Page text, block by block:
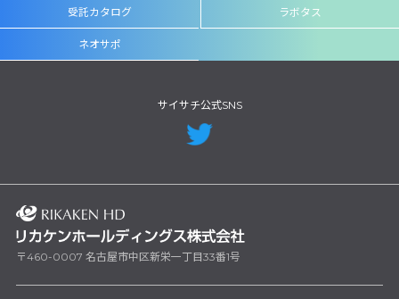
受託カタログ ラボタス
ネオサポ
サイサチ公式SNS
〒460-0007 名古屋市中区新栄一丁目33番1号